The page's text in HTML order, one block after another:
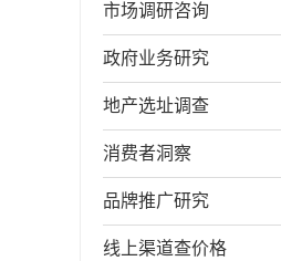
市场调研咨询
政府业务研究
地产选址调查
消费者洞察
品牌推广研究
线上渠道查价格